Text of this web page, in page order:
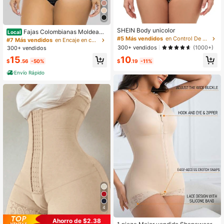
Local Fajas Colombianas Moldeado
ras Postpartum Tummy Control Sha
pewear for Women Body Shaper Far
#7 Más vendidos
en Encaje en contraste Bodys moldeadores para muje
300+ vendidos
$15.56 -50%
Envío Rápido
4
Ahorro de $2.38
SHEIN Body unicolor
#5 Más vendidos
en Control De Barriga Bodys moldeadores para mujer
300+ vendidos
(1000+)
$10.19 -11%